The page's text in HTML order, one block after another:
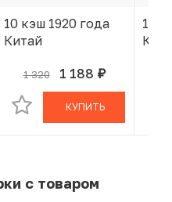
10 кэш 1920 года
Китай
1 320 1 188 руб.
В КОРЗИНЕ
КУПИТЬ
10
с товаром